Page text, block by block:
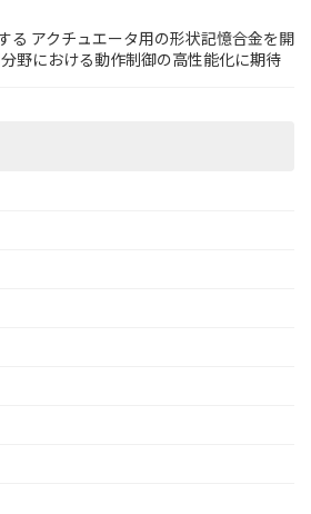
る アクチュエータ用の形状記憶合金を開
野における動作制御の高性能化に期待